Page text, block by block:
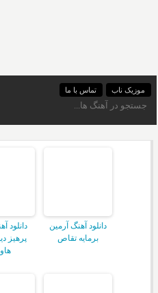
موزیک ناب تماس با ما
دانلود آهنگ آرمین
برمایه تقاص
دانلود
پرهیز